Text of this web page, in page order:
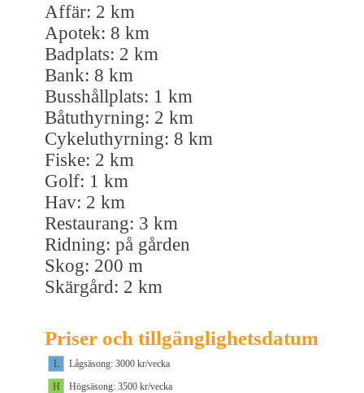
Affär: 2 km
Apotek: 8 km
Badplats: 2 km
Bank: 8 km
Busshållplats: 1 km
Båtuthyrning: 2 km
Cykeluthyrning: 8 km
Fiske: 2 km
Golf: 1 km
Hav: 2 km
Restaurang: 3 km
Ridning: på gården
Skog: 200 m
Skärgård: 2 km
Priser och tillgänglighetsdatum
L
Lågsäsong: 3000 kr/vecka
H
Högsäsong: 3500 kr/vecka